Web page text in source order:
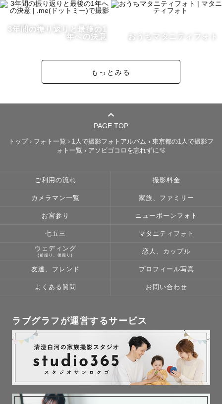
③成人式 / 卒業式撮影について
・写真・撮影への想い
・撮影エリアについて
・事前のお打ち合わせについて
【①七五三 / ファミリー撮影について】
⚪︎元気っ子とは全力で遊びながら撮影
も徐々に慣れてもらえるように。
また、発達に不安があるお子さんへの対応経験も豊富な
🌟お子様がぐずっても大丈夫！様子を見ながら、今しかな
い沢山の表情を残していきましょう！
🌟ママの写真盛れも考えながら撮影しております。写真に
🌟直前のご予約でも大丈夫！撮影許可が降りれば飛んでい
けますので、遠慮せず、お申し込みください！◎（初回連
絡をメール/LINEにて送ります。メールの場合、迷惑メー
ルに入ってしまうことがあるようですので、こちらもチェ
ックをお願いいたします。）
3年間の振り返りと最後の1
年への決意
おうちマタニティフォト
もっとみる
PAGE TOP
トップ › フォト一覧 › 1人で撮影フォトアルバム › 東京都の1人で撮影フ
ォト一覧 › アソビゴコロを忘れずに🫧
ご利用の流れ 撮影料金
カメラマン一覧 家族、ファミリー
お宮参り ニューボーンフォト
七五三 マタニティフォト
ウェディング
(前撮り、後撮り)
恋人、カップル
友達、フレンド プロフィール写真
よくある質問 お問い合わせ
ラブグラフが運営するサービス